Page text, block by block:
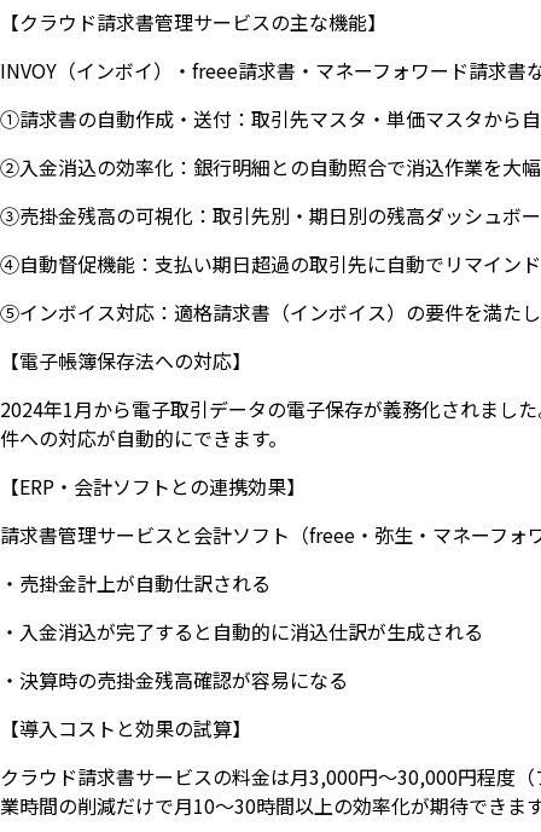
【クラウド請求書管理サービスの主な機能】
INVOY（インボイ）・freee請求書・マネーフォワード請求
①請求書の自動作成・送付：取引先マスタ・単価マスタから
②入金消込の効率化：銀行明細との自動照合で消込作業を大
③売掛金残高の可視化：取引先別・期日別の残高ダッシュボ
④自動督促機能：支払い期日超過の取引先に自動でリマイン
⑤インボイス対応：適格請求書（インボイス）の要件を満た
【電子帳簿保存法への対応】
2024年1月から電子取引データの電子保存が義務化されまし
件への対応が自動的にできます。
【ERP・会計ソフトとの連携効果】
請求書管理サービスと会計ソフト（freee・弥生・マネーフォ
・売掛金計上が自動仕訳される
・入金消込が完了すると自動的に消込仕訳が生成される
・決算時の売掛金残高確認が容易になる
【導入コストと効果の試算】
クラウド請求書サービスの料金は月3,000円〜30,000円程度
業時間の削減だけで月10〜30時間以上の効率化が期待できま